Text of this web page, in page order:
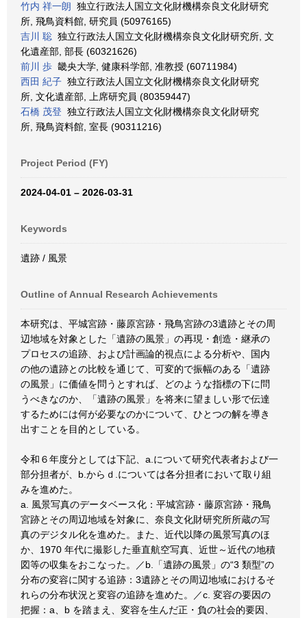
竹内 祥一朗 独立行政法人国立文化財機構奈良文化財研究
所, 飛鳥資料館, 研究員 (50976165)
吉川 聡 独立行政法人国立文化財機構奈良文化財研究所, 文
化遺産部, 部長 (60321626)
前川 歩 畿央大学, 健康科学部, 准教授 (60711984)
西田 紀子 独立行政法人国立文化財機構奈良文化財研究
所, 文化遺産部, 上席研究員 (80359447)
石橋 茂登 独立行政法人国立文化財機構奈良文化財研究
所, 飛鳥資料館, 室長 (90311216)
Project Period (FY)
2024-04-01 – 2026-03-31
Keywords
遺跡 / 風景
Outline of Annual Research Achievements
本研究は、平城宮跡・藤原宮跡・飛鳥宮跡の3遺跡とその周
辺地域を対象とした「遺跡の風景」の再現・創造・継承の
プロセスの追跡、および計画論的視点による分析や、国内
の他の遺跡との比較を通じて、可変的で振幅のある「遺跡
の風景」に価値を問うとすれば、どのような指標の下に問
うべきなのか、「遺跡の風景」を将来に望ましい形で伝達
するためには何が必要なのかについて、ひとつの解を導き
出すことを目的としている。
令和６年度分としては下記、a.について研究代表者および一
部分担者が、b.からｄ.については各分担者において取り組
みを進めた。
a. 風景写真のデータベース化：平城宮跡・藤原宮跡・飛鳥
宮跡とその周辺地域を対象に、奈良文化財研究所所蔵の写
真のデジタル化を進めた。また、近代以降の風景写真のほ
か、1970 年代に撮影した垂直航空写真、近世～近代の地積
図等の収集をおこなった。／b.「遺跡の風景」の“3 類型”の
分布の変容に関する追跡：3遺跡とその周辺地域におけるそ
れらの分布状況と変容の追跡を進めた。／c. 変容の要因の
把握：a、b を踏まえ、変容を生んだ正・負の社会的要因、